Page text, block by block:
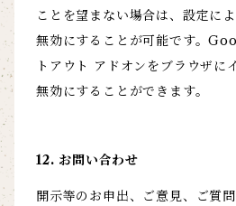
ことを望まない場合は、設定に
無効にすることが可能です。
トアウト アドオンをブラウザに
無効にすることができます。
12. お問い合わせ
開示等のお申出、ご意見、ご質